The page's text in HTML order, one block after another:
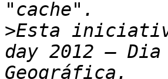
>Esta
day 2012 –